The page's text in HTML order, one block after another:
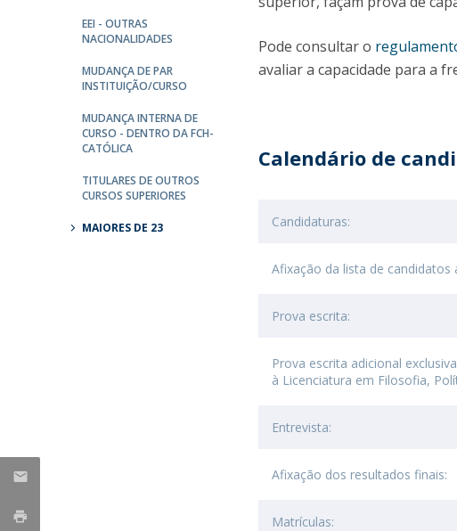
Portuguesa
Católica Research Centre for Psychological, Family and
Social Wellbeing
EEI - OUTRAS
NACIONALIDADES
MUDANÇA DE PAR
INSTITUIÇÃO/CURSO
MUDANÇA INTERNA DE
CURSO - DENTRO DA FCH-
CATÓLICA
TITULARES DE OUTROS
CURSOS SUPERIORES
MAIORES DE 23
Pode consultar o
avaliar a capacidade para a
Calendário de
Candidaturas:
Afixação da lista de candidatos
Prova escrita:
Prova escrita adicional
à Licenciatura em Filosofia,
Entrevista:
Afixação dos resultados finais:
Matrículas: